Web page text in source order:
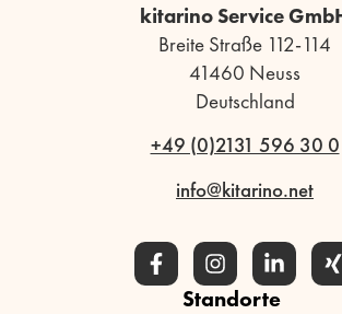
kitarino Service
Breite Straße 112-114
41460 Neuss
Deutschland
+49 (0)2131 596 30 0
info@kitarino.net
Standorte